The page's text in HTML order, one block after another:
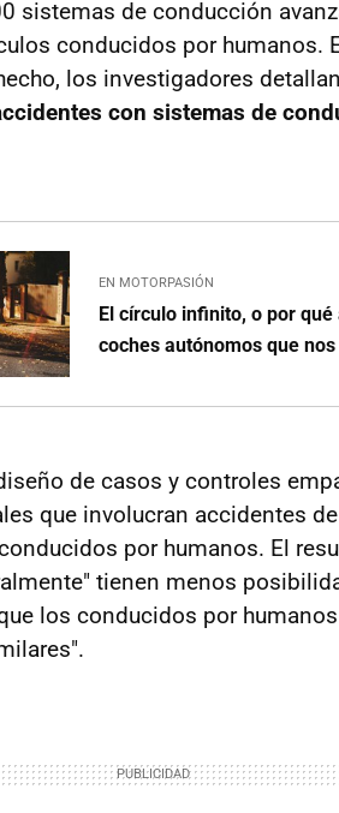
sistemas de conducción
conducidos por humanos.
los investigadores
con sistemas de
EN MOTORPASIÓN
El círculo infinito, o por
coches autónomos que
de casos y controles
que involucran accidentes
por humanos. El
tienen menos
los conducidos por